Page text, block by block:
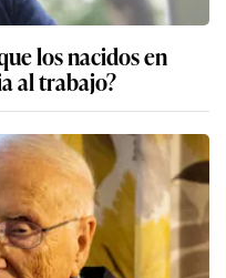
los nacidos en
al trabajo?